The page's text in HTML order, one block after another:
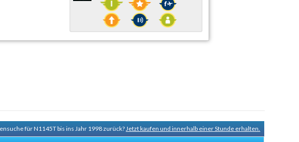
für N1145T bis ins Jahr 1998 zurück?Jetzt kaufen und innerhalb einer Stunde erhalten.